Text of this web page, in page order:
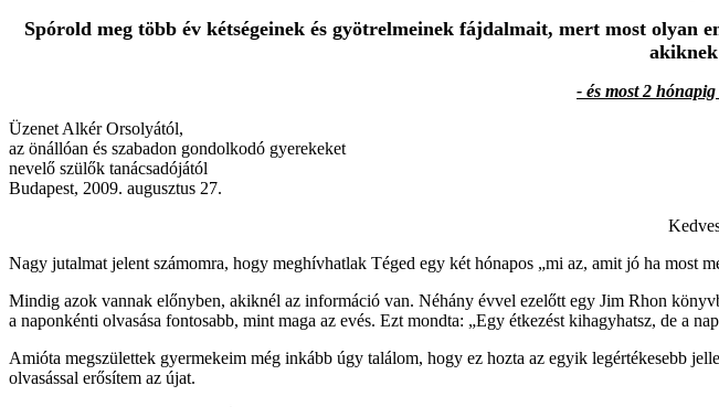
Spórold meg több év kétségeinek és gyötrelmeinek fájdalmait, mert most
- és most 2
Üzenet Alkér Orsolyától,
az önállóan és szabadon gondolkodó gyerekeket
nevelő szülők tanácsadójától
Budapest, 2009. augusztus 27.
Nagy jutalmat jelent számomra, hogy meghívhatlak Téged egy két hónapos „mi az, amit jó ha most
Mindig azok vannak előnyben, akiknél az információ van. Néhány évvel ezelőtt egy Jim Rhon
a naponkénti olvasása fontosabb, mint maga az evés. Ezt mondta: „Egy étkezést kihagyhatsz, de a
Amióta megszülettek gyermekeim még inkább úgy találom, hogy ez hozta az egyik legértékesebb
olvasással erősítem az újat.